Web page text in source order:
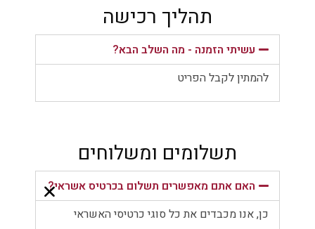
תהליך רכישה
עשיתי הזמנה - מה השלב הבא?
להמתין לקבל הפריט
תשלומים ומשלוחים
האם אתם מאפשרים תשלום בכרטיס אשראי?
כן, אנו מכבדים את כל סוגי כרטיסי האשראי